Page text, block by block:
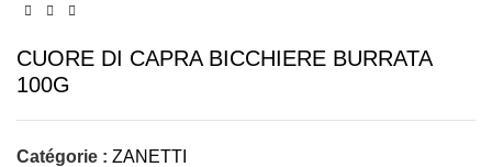
CUORE DI CAPRA BICCHIERE BURRATA
100G
Catégorie : ZANETTI